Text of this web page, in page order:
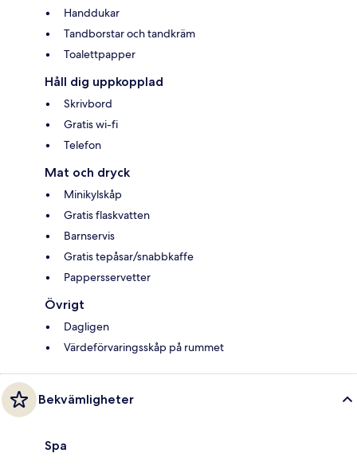
Handdukar
Tandborstar och tandkräm
Toalettpapper
Håll dig uppkopplad
Skrivbord
Gratis wi-fi
Telefon
Mat och dryck
Minikylskåp
Gratis flaskvatten
Barnservis
Gratis tepåsar/snabbkaffe
Pappersservetter
Övrigt
Dagligen
Värdeförvaringsskåp på rummet
Bekvämligheter
Spa